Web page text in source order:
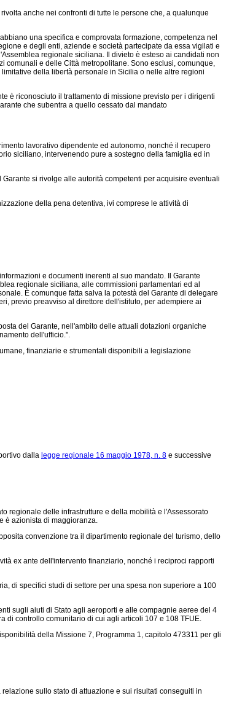
anche nei confronti di tutte le persone che, a qualunque
una specifica e comprovata formazione, competenza nel
e degli enti, aziende e società partecipate da essa vigilati e
regionale siciliana. Il divieto è esteso ai candidati non
e delle Città metropolitane. Sono esclusi, comunque,
della libertà personale in Sicilia o nelle altre regioni
è riconosciuto il trattamento di missione previsto per i dirigenti
che subentra a quello cessato dal mandato
lavorativo dipendente ed autonomo, nonché il recupero
siciliano, intervenendo pure a sostegno della famiglia ed in
si rivolge alle autorità competenti per acquisire eventuali
della pena detentiva, ivi comprese le attività di
e documenti inerenti al suo mandato. Il Garante
regionale siciliana, alle commissioni parlamentari ed al
È comunque fatta salva la potestà del Garante di delegare
previo preavviso al direttore dell'istituto, per adempiere ai
del Garante, nell'ambito delle attuali dotazioni organiche
dell'ufficio.".
finanziarie e strumentali disponibili a legislazione
dalla legge regionale 16 maggio 1978, n. 8 e successive
regionale delle infrastrutture e della mobilità e l'Assessorato
è azionista di maggioranza.
convenzione tra il dipartimento regionale del turismo, dello
ex ante dell'intervento finanziario, nonché i reciproci rapporti
di specifici studi di settore per una spesa non superiore a 100
sugli aiuti di Stato agli aeroporti e alle compagnie aeree del 4
di controllo comunitario di cui agli articoli 107 e 108 TFUE.
della Missione 7, Programma 1, capitolo 473311 per gli
sullo stato di attuazione e sui risultati conseguiti in